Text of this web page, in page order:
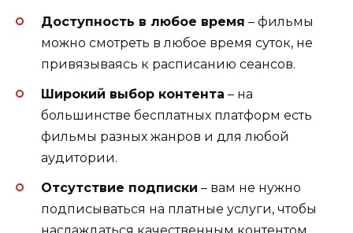
Доступность в любое время – фильмы
можно смотреть в любое время суток, не
привязываясь к расписанию сеансов.
Широкий выбор контента – на
большинстве бесплатных платформ есть
фильмы разных жанров и для любой
аудитории.
Отсутствие подписки – вам не нужно
подписываться на платные услуги, чтобы